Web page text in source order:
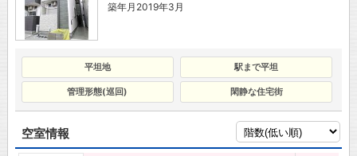
築年月2019年3月
平坦地 駅まで平坦
管理形態(巡回) 閑静な住宅街
空室情報